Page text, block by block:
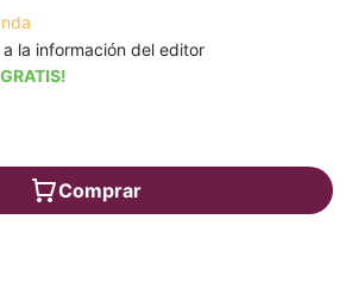
la información del editor
Comprar